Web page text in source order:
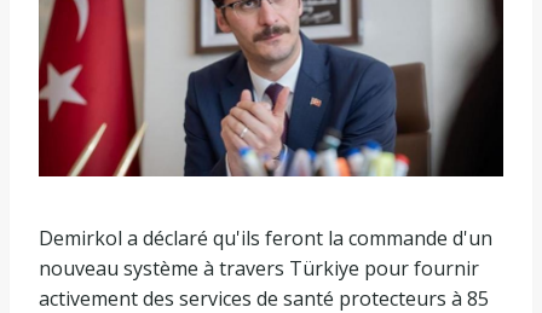
Demirkol a déclaré qu'ils feront la commande d'un
nouveau système à travers Türkiye pour fournir
activement des services de santé protecteurs à 85